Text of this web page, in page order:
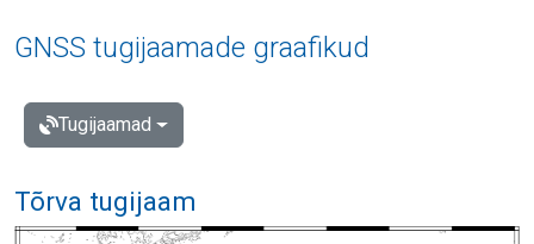
GNSS tugijaamade graafikud
Tugijaamad
Tõrva tugijaam